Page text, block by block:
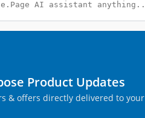
Product Updates
& offers directly delivered to your